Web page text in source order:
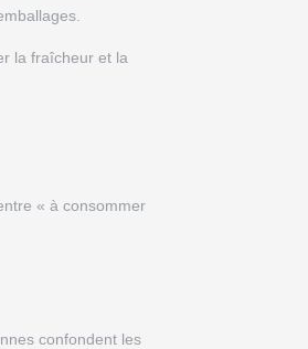
la fraîcheur et la
« à consommer
confondent les